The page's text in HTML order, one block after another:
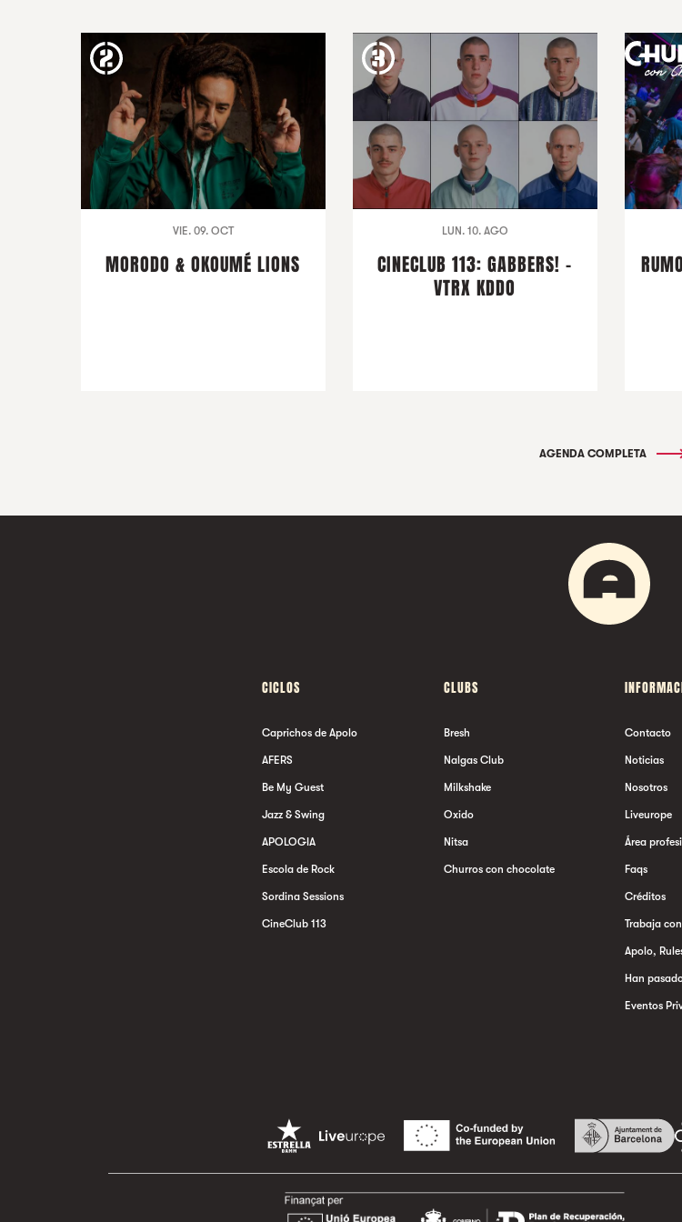
VIE. 09. OCT
MORODO & OKOUMÉ LIONS
LUN. 10. AGO
CINECLUB 113: GABBERS! -
VTRX KDDO
AGENDA COMPLETA
CICLOS
Caprichos de Apolo
AFERS
Be My Guest
Jazz & Swing
APOLOGIA
Escola de Rock
Sordina Sessions
CineClub 113
CLUBS
Bresh
Nalgas Club
Milkshake
Oxido
Nitsa
Churros con chocolate
Contacto
Noticias
Nosotros
Liveurope
Área
Faqs
Créditos
Trabaja
Apolo,
Han
Eventos